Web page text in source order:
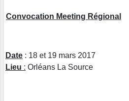
Convocation Meeting Régional
Date : 18 et 19
Lieu : Orléans La Source